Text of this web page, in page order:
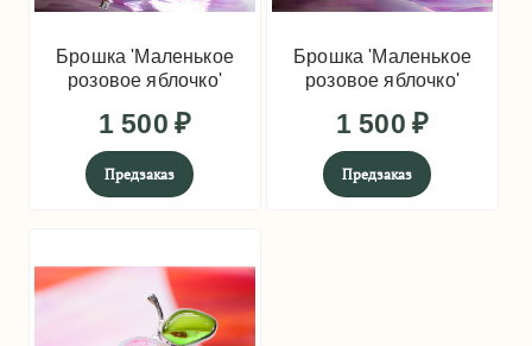
Брошка 'Маленькое
розовое яблочко'
1 500 ₽
Предзаказ
Брошка 'Маленькое
розовое яблочко'
1 500 ₽
Предзаказ